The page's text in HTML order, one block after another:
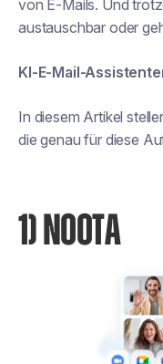
von E-Mails. Und
austauschbar oder
KI-E-Mail-
In diesem Artikel
die genau für diese
1) NOOTA